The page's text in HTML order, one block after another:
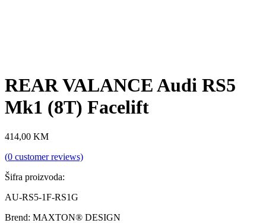
REAR VALANCE Audi RS5
Mk1 (8T) Facelift
414,00 KM
(0 customer reviews)
Šifra proizvoda:
AU-RS5-1F-RS1G
Brend: MAXTON® DESIGN